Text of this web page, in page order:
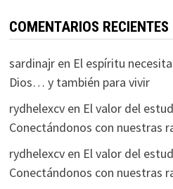
COMENTARIOS RECIENTES
sardinajren El espíritu
Dios… y también para vivir
rydhelexcven El valor del
Conectándonos con nuestras
rydhelexcven El valor del
Conectándonos con nuestras